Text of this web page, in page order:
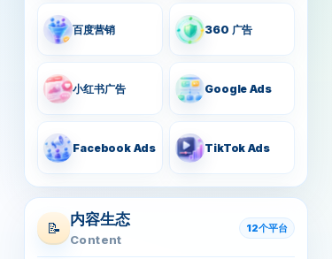
百度营销 360 广告
小红书广告 Google Ads
Facebook Ads TikTok Ads
📝
内容生态
Content
12个平台